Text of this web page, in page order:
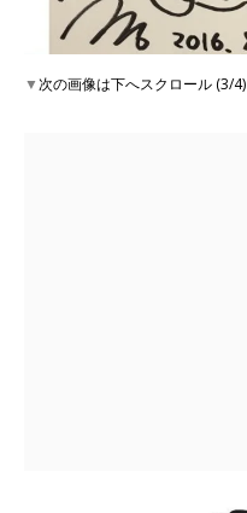
▼次の画像は下へスクロール (3/4)